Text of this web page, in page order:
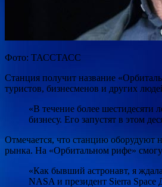
Фото: ТАССТАСС
Станция получит название
туристов, бизнесменов и других
«В течение более шестидесяти
бизнесу. Его запустят в этом
Отмечается, что станцию
рынка. На «Орбитальном рифе»
«Как бывший астронавт, я
NASA и президент Sierra Space